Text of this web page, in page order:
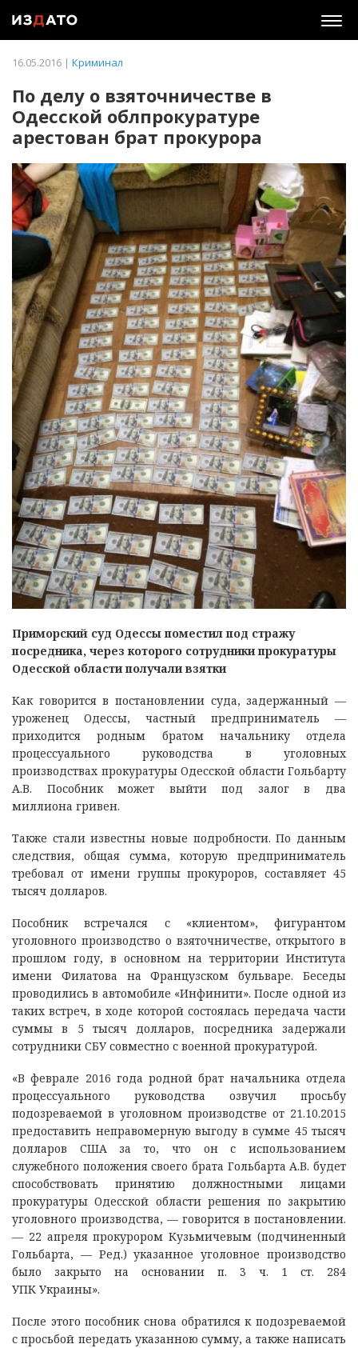
16.05.2016 | Криминал
По делу о взяточничестве в
Одесской облпрокуратуре
арестован брат прокурора
Приморский суд Одессы поместил под стражу
посредника, через которого сотрудники прокуратуры
Одесской области получали взятки
Как говорится в постановлении суда, задержанный —
уроженец Одессы, частный предприниматель —
приходится родным братом начальнику отдела
процессуального руководства в уголовных
производствах прокуратуры Одесской области Гольбарту
А.В. Пособник может выйти под залог в два
миллиона гривен.
Также стали известны новые подробности. По данным
следствия, общая сумма, которую предприниматель
требовал от имени группы прокуроров, составляет 45
тысяч долларов.
Пособник встречался с «клиентом», фигурантом
уголовного производство о взяточничестве, открытого в
прошлом году, в основном на территории Института
имени Филатова на Французском бульваре. Беседы
проводились в автомобиле «Инфинити». После одной из
таких встреч, в ходе которой состоялась передача части
суммы в 5 тысяч долларов, посредника задержали
сотрудники СБУ совместно с военной прокуратурой.
«В феврале 2016 года родной брат начальника отдела
процессуального руководства озвучил просьбу
подозреваемой в уголовном производстве от 21.10.2015
предоставить неправомерную выгоду в сумме 45 тысяч
долларов США за то, что он с использованием
служебного положения своего брата Гольбарта А.В. будет
способствовать принятию должностными лицами
прокуратуры Одесской области решения по закрытию
уголовного производства, — говорится в постановлении.
— 22 апреля прокурором Кузьмичевым (подчиненный
Гольбарта, — Ред.) указанное уголовное производство
было закрыто на основании п. 3 ч. 1 ст. 284
УПК Украины».
После этого пособник снова обратился к подозреваемой
с просьбой передать указанною сумму, а также написать